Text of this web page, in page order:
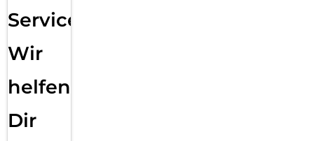
Service:
Wir
helfen
Dir